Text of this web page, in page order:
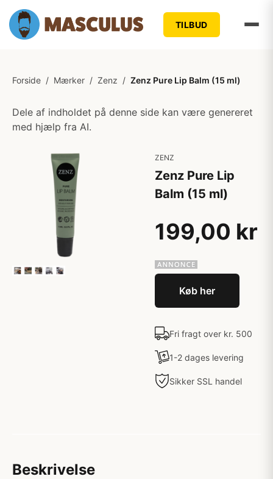
TILBUD
Forside / Mærker / Zenz / Zenz Pure Lip Balm (15 ml)
Dele af indholdet på denne side kan være genereret
med hjælp fra AI.
ZENZ
Zenz Pure Lip
Balm (15 ml)
199,00 kr
Køb her
Fri fragt over kr. 500
1-2 dages levering
Sikker SSL handel
Beskrivelse